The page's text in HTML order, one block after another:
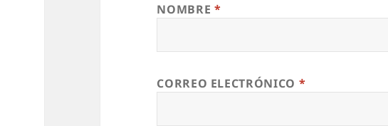
NOMBRE *
CORREO ELECTRÓNICO *